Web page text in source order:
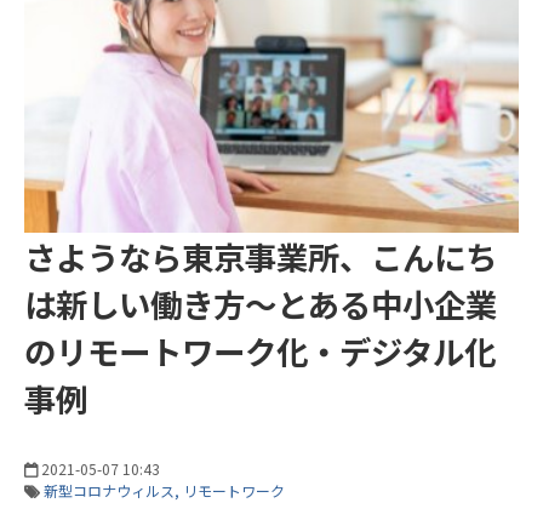
さようなら東京事業所、こんにち
は新しい働き方～とある中小企業
のリモートワーク化・デジタル化
事例
2021-05-07 10:43
新型コロナウィルス
リモートワーク